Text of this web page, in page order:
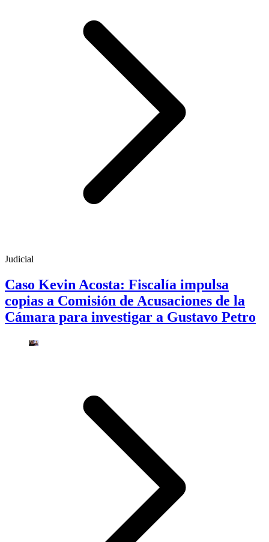
Judicial
Caso Kevin Acosta: Fiscalía impulsa
copias a Comisión de Acusaciones de la
Cámara para investigar a Gustavo Petro